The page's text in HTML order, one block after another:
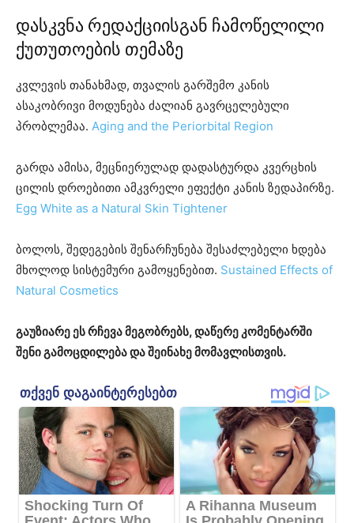
დასკვნა რედაქციისგან ჩამოწელილი
ქუთუთოების თემაზე
კვლევის თანახმად, თვალის გარშემო კანის
ასაკობრივი მოდუნება ძალიან გავრცელებული
პრობლემაა. Aging and the Periorbital Region
გარდა ამისა, მეცნიერულად დადასტურდა კვერცხის
ცილის დროებითი ამკვრელი ეფექტი კანის ზედაპირზე.
Egg White as a Natural Skin Tightener
ბოლოს, შედეგების შენარჩუნება შესაძლებელი ხდება
მხოლოდ სისტემური გამოყენებით. Sustained Effects of
Natural Cosmetics
გაუზიარე ეს რჩევა მეგობრებს, დაწერე კომენტარში
შენი გამოცდილება და შეინახე მომავლისთვის.